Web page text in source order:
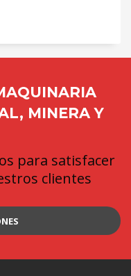
MINERA Y
para satisfacer
clientes